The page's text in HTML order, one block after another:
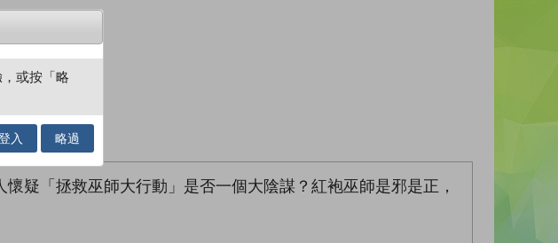
疑「拯救巫師大行動」是否一個大陰謀？紅袍巫師是邪是正，
或按「略
入 略過